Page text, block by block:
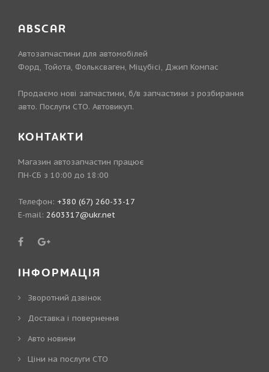
ABSCAR
Автозапчастини для автомобілей
Форд, Тойота, Фольксваген, Міцубісі, Джип Компас
Продаємо нові запчастини, б/в запчастини з розбирання
авто. Послуги СТО. Автовикуп.
КОНТАКТИ
Магазин автозапчастин працює
ПН-СБ з 10:00 до 18:00
Телефон: +380 (67) 260-33-17
E-mail: 2603317@ukr.net
ІНФОРМАЦІЯ
Зворотний дзвінок
Доставка і повернення
Авто новини
Ціни на послуги СТО